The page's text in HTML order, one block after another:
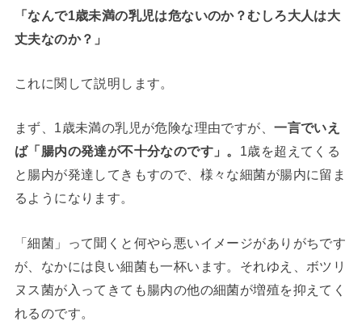
「なんで1歳未満の乳児は危ないのか？むしろ大人は大
丈夫なのか？」
これに関して説明します。
まず、1歳未満の乳児が危険な理由ですが、一言でいえ
ば「腸内の発達が不十分なのです」。 1歳を超えてくる
と腸内が発達してきもすので、様々な細菌が腸内に留ま
るようになります。
「細菌」って聞くと何やら悪いイメージがありがちです
が、なかには良い細菌も一杯います。それゆえ、ボツリ
ヌス菌が入ってきても腸内の他の細菌が増殖を抑えてく
れるのです。